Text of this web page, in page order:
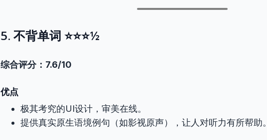
5. 不背单词 ⭐⭐⭐½
综合评分：7.6/10
优点
极其考究的UI设计，审美在线。
提供真实原生语境例句（如影视原声），让人对听力有所帮助。